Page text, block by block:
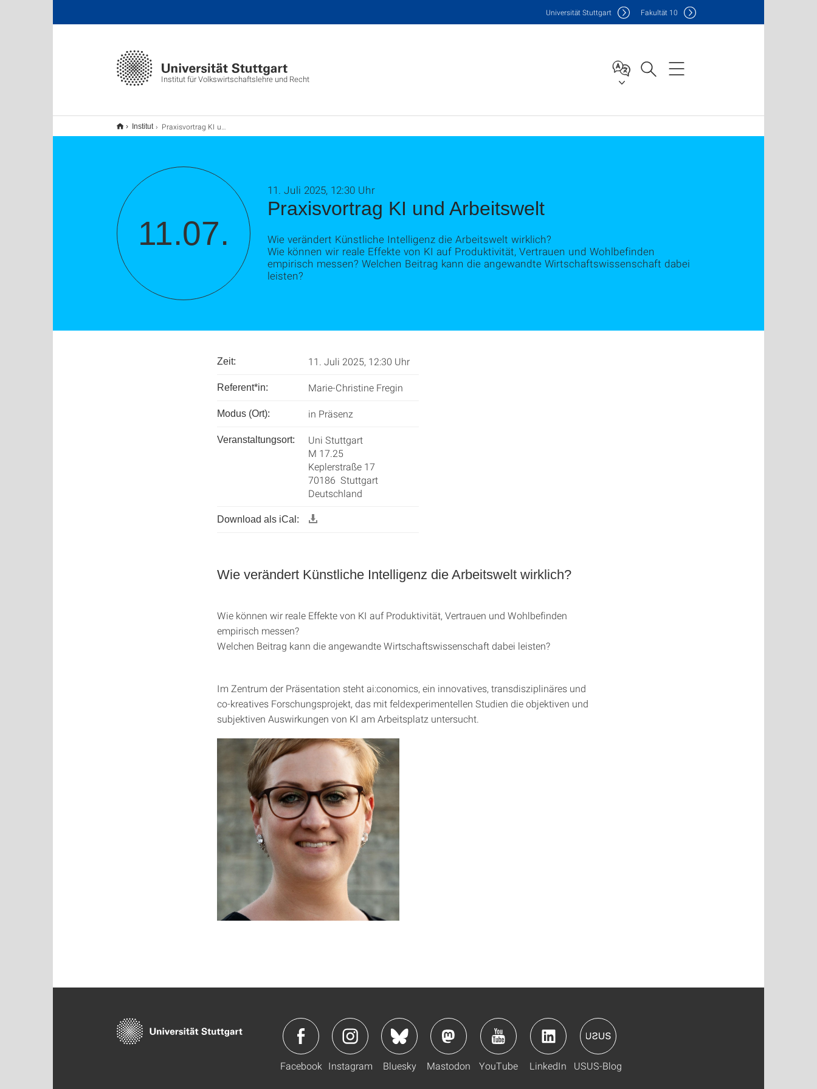
Institut für Volkswirtschaftslehre und Recht
Universität Stuttgart Fakultät 10
Institut Praxisvortrag KI und Arbeitswelt
11.07.
Praxisvortrag KI und Arbeitswelt
11. Juli 2025, 12:30 Uhr
Wie verändert Künstliche Intelligenz die Arbeitswelt wirklich?
Wie können wir reale Effekte von KI auf Produktivität, Vertrauen und Wohlbefinden
empirisch messen? Welchen Beitrag kann die angewandte Wirtschaftswissenschaft dabei
leisten?
Zeit: 11. Juli 2025, 12:30 Uhr
Referent*in: Marie-Christine Fregin
Modus (Ort): in Präsenz
Veranstaltungsort:
Uni Stuttgart
M 17.25
Keplerstraße 17
70186 Stuttgart
Deutschland
Download als iCal:
Wie verändert Künstliche Intelligenz die Arbeitswelt wirklich?
Wie können wir reale Effekte von KI auf Produktivität, Vertrauen und Wohlbefinden
empirisch messen?
Welchen Beitrag kann die angewandte Wirtschaftswissenschaft dabei leisten?
Im Zentrum der Präsentation steht ai:conomics, ein innovatives, transdisziplinäres und
co-kreatives Forschungsprojekt, das mit feldexperimentellen Studien die objektiven und
subjektiven Auswirkungen von KI am Arbeitsplatz untersucht.
Facebook Instagram Bluesky Mastodon YouTube LinkedIn USUS-Blog